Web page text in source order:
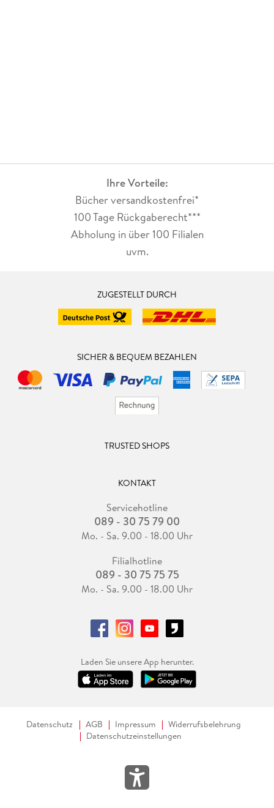
Ihre Vorteile:
Bücher versandkostenfrei*
100 Tage Rückgaberecht***
Abholung in über 100 Filialen
uvm.
ZUGESTELLT DURCH
SICHER & BEQUEM BEZAHLEN
TRUSTED SHOPS
KONTAKT
Servicehotline
089 - 30 75 79 00
Mo. - Sa. 9.00 - 18.00 Uhr
Filialhotline
089 - 30 75 75 75
Mo. - Sa. 9.00 - 18.00 Uhr
Laden Sie unsere App herunter.
Datenschutz AGB Impressum
Widerrufsbelehrung
Datenschutzeinstellungen